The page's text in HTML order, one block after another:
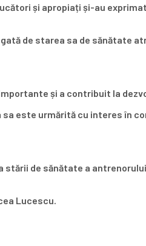
și apropiați și-au
de starea sa de sănătate
și a contribuit la
este urmărită cu interes în
stării de sănătate a
Lucescu.